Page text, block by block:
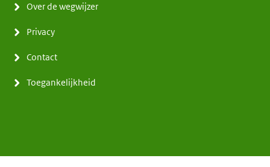
Over de wegwijzer
Privacy
Contact
Toegankelijkheid